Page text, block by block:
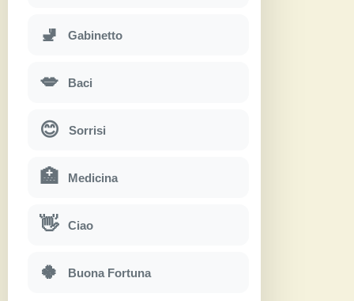
🚽 Gabinetto
💋 Baci
😊 Sorrisi
🏥 Medicina
👋 Ciao
🍀 Buona Fortuna